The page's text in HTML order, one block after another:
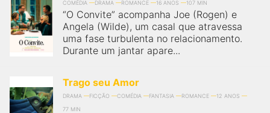
COMÉDIA DRAMA ROMANCE 16 ANOS 107 MIN
“O Convite” acompanha Joe (Rogen) e
Angela (Wilde), um casal que atravessa
uma fase turbulenta no relacionamento.
Durante um jantar apare...
Trago seu Amor
DRAMA FICÇÃO COMÉDIA FANTASIA ROMANCE
12 ANOS
77 MIN